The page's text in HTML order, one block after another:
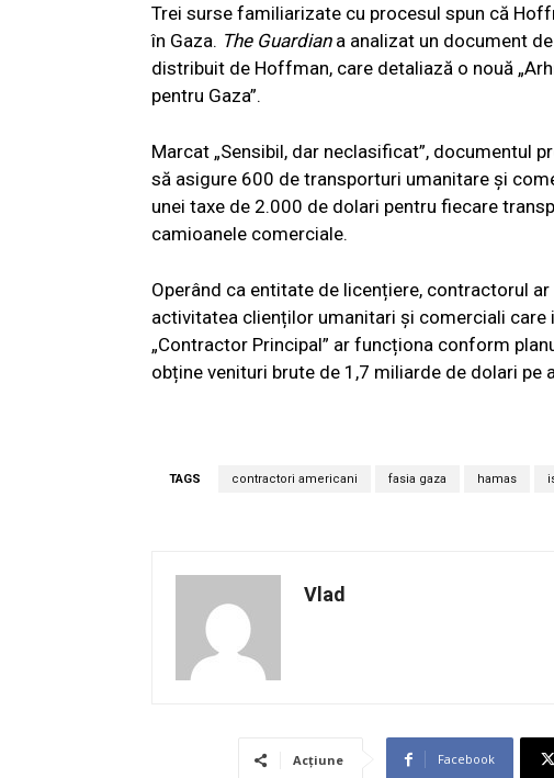
Trei surse familiarizate cu procesul spun că
în Gaza. The Guardiana analizat un document
distribuit de Hoffman, care detaliază o nouă
pentru Gaza”.
Marcat „Sensibil, dar neclasificat”, documentul
să asigure 600 de transporturi umanitare și
unei taxe de 2.000 de dolari pentru fiecare
camioanele comerciale.
Operând ca entitate de licențiere, contractorul
activitatea clienților umanitari și comerciali care
„Contractor Principal” ar funcționa conform
obține venituri brute de 1,7 miliarde de dolari pe
TAGS contractori americani fasia gaza hamas
Vlad
Acțiune Facebook